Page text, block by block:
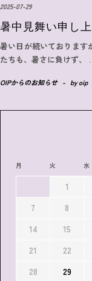
2025-07-29
暑中見舞い申し
暑い日が続いております
たちも、暑さに負けず、
OIPからのお知らせ - byoip
月 火 水
1
7
8
14
15
21
22
28
29